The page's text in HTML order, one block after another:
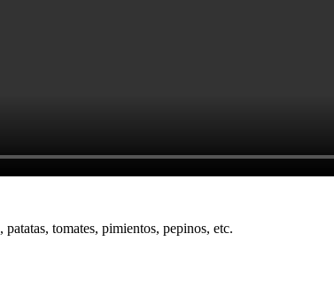
tomates, pimientos, pepinos, etc.